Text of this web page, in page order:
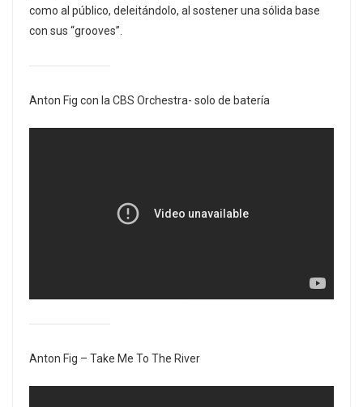
como al público, deleitándolo, al sostener una sólida base
con sus “grooves”.
Anton Fig con la CBS Orchestra- solo de batería
Anton Fig – Take Me To The River